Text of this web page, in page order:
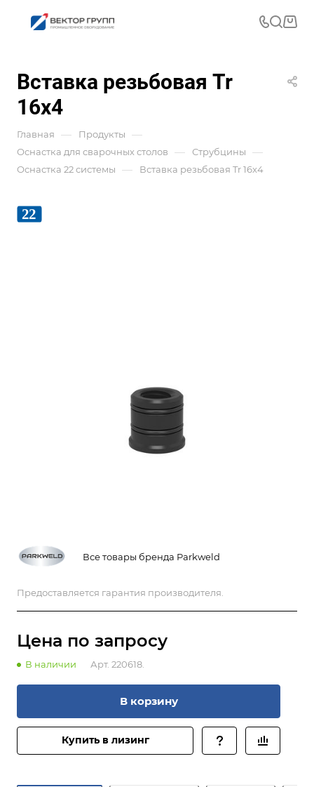
Вставка резьбовая Tr
16x4
Главная — Продукты —
Оснастка для сварочных столов — Струбцины —
Оснастка 22 системы — Вставка резьбовая Tr 16x4
Все товары бренда Parkweld
Предоставляется гарантия производителя.
Цена по запросу
В наличии Арт. 220618.
В корзину
Купить в лизинг